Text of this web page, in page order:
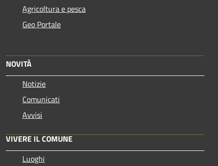
Agricoltura e pesca
Geo Portale
NOVITÀ
Notizie
Comunicati
Avvisi
VIVERE IL COMUNE
Luoghi